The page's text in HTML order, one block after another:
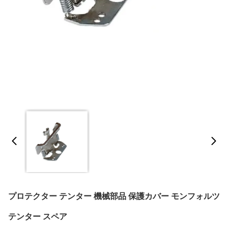
プロテクター テンター 機械部品 保護カバー モンフォルツ
テンター スペア